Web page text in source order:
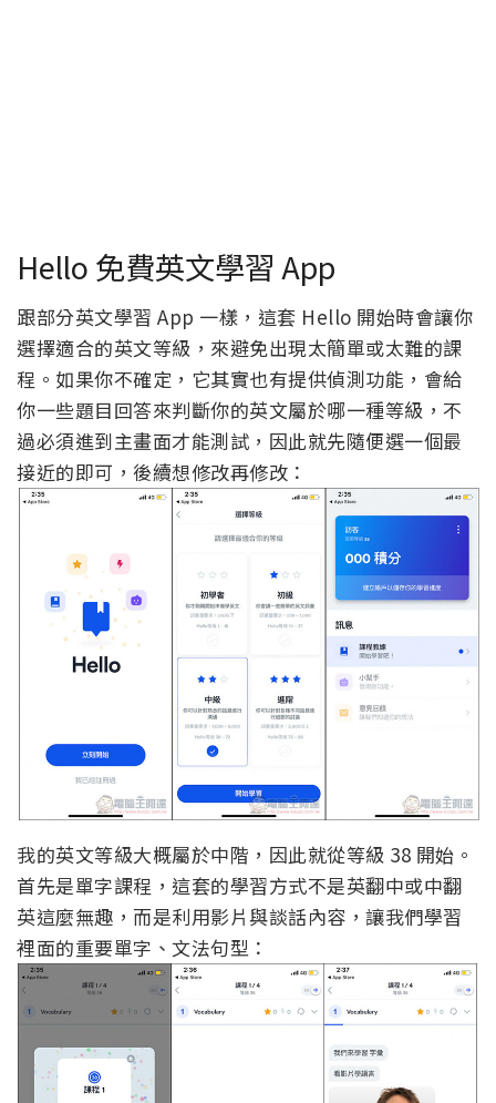
Hello 免費英文學習 App
跟部分英文學習 App 一樣，這套 Hello 開始時會讓你
選擇適合的英文等級，來避免出現太簡單或太難的課
程。如果你不確定，它其實也有提供偵測功能，會給
你一些題目回答來判斷你的英文屬於哪一種等級，不
過必須進到主畫面才能測試，因此就先隨便選一個最
接近的即可，後續想修改再修改：
我的英文等級大概屬於中階，因此就從等級 38 開始。
首先是單字課程，這套的學習方式不是英翻中或中翻
英這麼無趣，而是利用影片與談話內容，讓我們學習
裡面的重要單字、文法句型：